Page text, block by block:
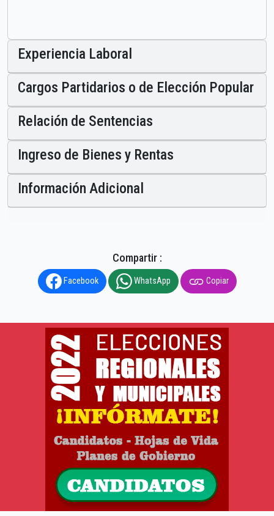
Experiencia Laboral
Cargos Partidarios o de Elección Popular
Relación de Sentencias
Ingreso de Bienes y Rentas
Información Adicional
Compartir :
Facebook WhatsApp Copiar